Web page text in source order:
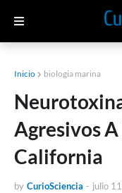
Inicio biologia marina
Agresivos
California
by CurioSciencia - julio